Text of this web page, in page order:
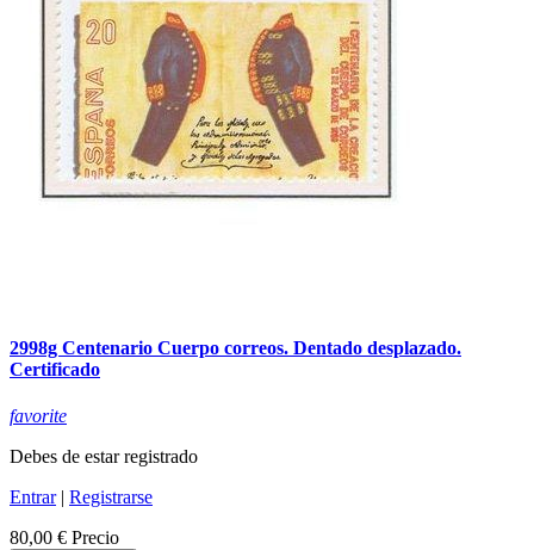
2998g Centenario Cuerpo correos. Dentado desplazado.
Certificado
favorite
Debes de estar registrado
Entrar| Registrarse
80,00 € Precio